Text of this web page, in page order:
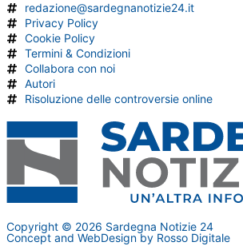
redazione@sardegnanotizie24.it
Privacy Policy
Cookie Policy
Termini & Condizioni
Collabora con noi
Autori
Risoluzione delle controversie online
Copyright © 2026 Sardegna Notizie 24
Concept and WebDesign by Rosso Digitale